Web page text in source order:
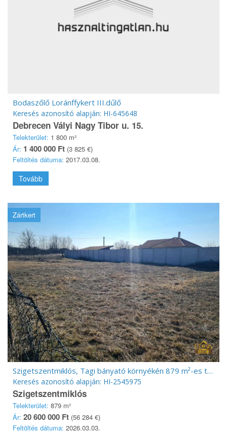
Bodaszőlő Loránffykert III.dűlő
Keresés azonosító alapján: HI-645648
Debrecen Vályi Nagy Tibor u. 15.
Telekterület: 1 800 m²
Ár: 1 400 000 Ft (3 825 €)
Feltöltés dátuma: 2017.03.08.
Tovább
Zártkert
Szigetszentmiklós, Tagi bányató környékén 879 m²-es telek!
Keresés azonosító alapján: HI-2545975
Szigetszentmiklós
Telekterület: 879 m²
Ár: 20 600 000 Ft (56 284 €)
Feltöltés dátuma: 2026.03.03.